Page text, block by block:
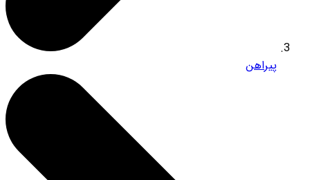
پیراهن